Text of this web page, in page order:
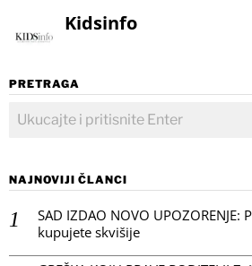
Kidsinfo
PRETRAGA
NAJNOVIJI ČLANCI
SAD IZDAO NOVO UPOZORENJE:
kupujete skvišije